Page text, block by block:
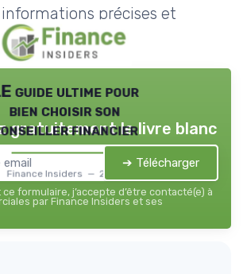
précises et
guide ultime pour
bien choisir son
financier
Finance Insiders — 2026
gratuitement le livre blanc
➔ Télécharger
formulaire, j’accepte d’être contacté(e) à
par Finance Insiders et ses